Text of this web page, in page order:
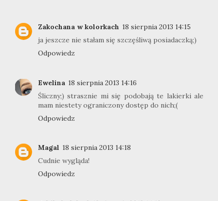
Zakochana w kolorkach 18 sierpnia 2013 14:15
ja jeszcze nie stałam się szczęśliwą posiadaczką;)
Odpowiedz
Ewelina 18 sierpnia 2013 14:16
Śliczny;) strasznie mi się podobają te lakierki ale
mam niestety ograniczony dostęp do nich;(
Odpowiedz
Magal 18 sierpnia 2013 14:18
Cudnie wygląda!
Odpowiedz